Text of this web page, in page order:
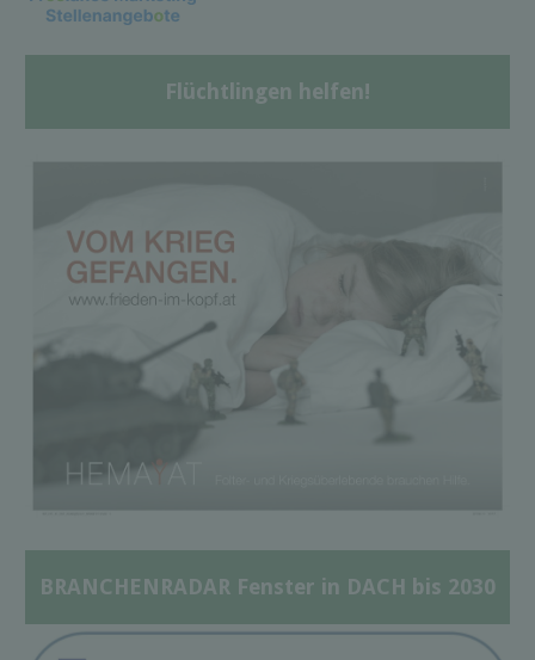
Flüchtlingen helfen!
BRANCHENRADAR Fenster in DACH bis 2030